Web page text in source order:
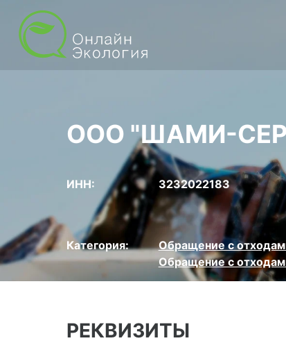
ООО "ШАМИ-
ИНН: 3232022183
Категория: Обращение с
Обращение с
РЕКВИЗИТЫ